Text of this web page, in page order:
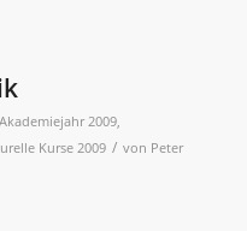
Akademiejahr 2009,
Kurse 2009 / von Peter